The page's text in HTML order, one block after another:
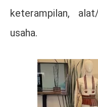
keterampilan,
usaha.